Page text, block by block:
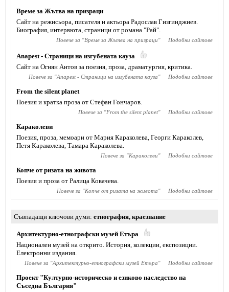
Време за Жътва на призраци
Сайт на режисьора, писателя и актьора Радослав Гизгинджиев‎.
Биография, интервюта, страници от романа "Рай".
Повече за "Време за Жътва на призраци" Подобни сайтове
Anapest - Страници на изгубената кауза
Сайт на Огнян Антов за поезия, проза, драматургия, критика.
Повече за "Anapest - Страници на изгубената кауза" Подобни сайтове
From the silent planet
Поезия и кратка проза от Стефан Гончаров.
Повече за "From the silent planet" Подобни сайтове
Караколеви
Поезия, проза, мемоари от Мария Караколева, Георги Караколев,
Петя Караколева, Тамара Караколева.
Повече за "Караколеви" Подобни сайтове
Копче от ризата на живота
Поезия и проза от Ралица Ковачева.
Повече за "Копче от ризата на живота" Подобни сайтове
Съвпадащи ключови думи етнография, краезнание
Архитектурно-етнографски музей Етъра
Национален музей на открито. История, колекции, експозиции.
Електронни издания.
Повече за "Архитектурно-етнографски музей Етъра" Подобни сайтове
Проект "Културно-историческо и езиково наследство на
Съседна България"